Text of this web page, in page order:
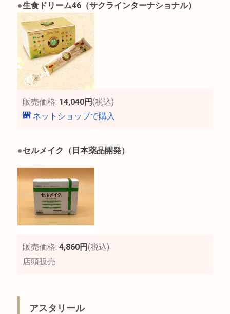
●生食ドリーム46（サクラインターナショナル）
販売価格: 14,040円(税込)
ネットショップで購入
●セルメイク（日本薬品開発）
販売価格: 4,860円(税込)
店頭販売
アスタリール